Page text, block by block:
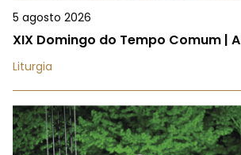
5 agosto 2026
XIX Domingo do Tempo Comum | A
Liturgia